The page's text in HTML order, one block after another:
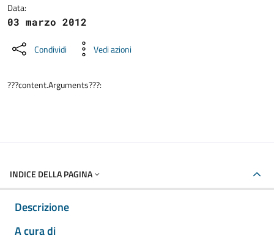
Data:
03 marzo 2012
Condividi Vedi azioni
???content.Arguments???:
INDICE DELLA PAGINA
Descrizione
A cura di